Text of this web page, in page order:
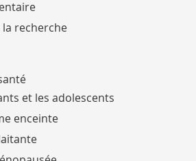
la recherche
et les adolescents
enceinte